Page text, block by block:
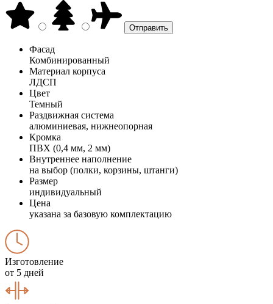
Фасад
Комбинированный
Материал корпуса
ЛДСП
Цвет
Темный
Раздвижная система
алюминиевая, нижнеопорная
Кромка
ПВХ (0,4 мм, 2 мм)
Внутреннее наполнение
на выбор (полки, корзины, штанги)
Размер
индивидуальный
Цена
указана за базовую комплектацию
Изготовление
от 5 дней